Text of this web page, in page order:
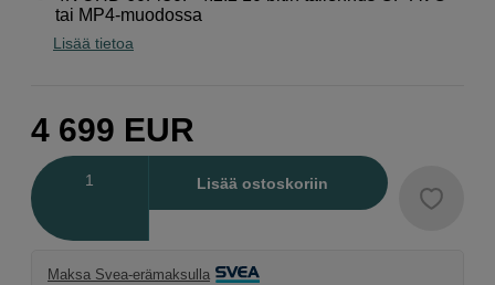
tai MP4-muodossa
Lisää tietoa
4 699 EUR
Lisää ostoskoriin
Maksa Svea-erämaksulla